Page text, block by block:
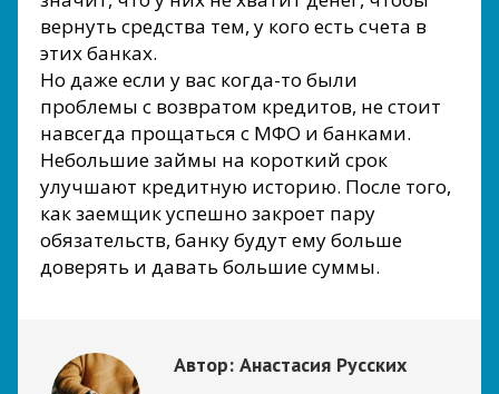
вернуть средства тем, у кого есть счета в
этих банках.
Но даже если у вас когда-то были
проблемы с возвратом кредитов, не стоит
навсегда прощаться с МФО и банками.
Небольшие займы на короткий срок
улучшают кредитную историю. После того,
как заемщик успешно закроет пару
обязательств, банку будут ему больше
доверять и давать большие суммы.
Автор: Анастасия Русских